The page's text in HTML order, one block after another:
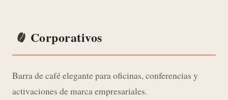
Corporativos
Barra de café elegante para oficinas, conferencias y
activaciones de marca empresariales.